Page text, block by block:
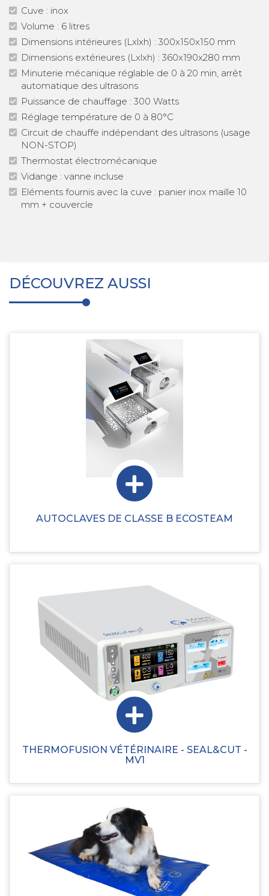
Cuve : inox
Volume : 6 litres
Dimensions intérieures (Lxlxh) : 300x150x150 mm
Dimensions extérieures (Lxlxh) : 360x190x280 mm
Minuterie mécanique réglable de 0 à 20 min, arrêt
automatique des ultrasons
Puissance de chauffage : 300 Watts
Réglage température de 0 à 80°C
Circuit de chauffe indépendant des ultrasons (usage
NON-STOP)
Thermostat électromécanique
Vidange : vanne incluse
Eléments fournis avec la cuve : panier inox maille 10
mm + couvercle
DÉCOUVREZ AUSSI
AUTOCLAVES DE CLASSE B ECOSTEAM
THERMOFUSION VÉTÉRINAIRE - SEAL&CUT -
MV1